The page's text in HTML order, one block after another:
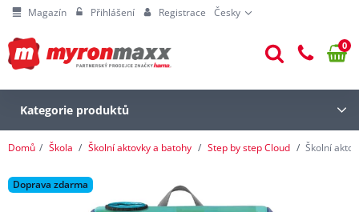
Magazín Přihlášení Registrace Česky
0
Kategorie produktů
Domů Škola Školní aktovky a batohy Step by step Cloud Školní
Doprava zdarma